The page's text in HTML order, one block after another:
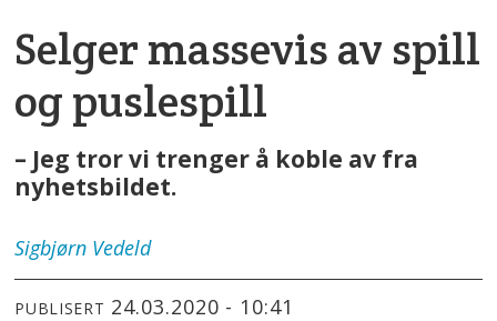
Selger massevis av spill
og puslespill
– Jeg tror vi trenger å koble av fra
nyhetsbildet.
Sigbjørn Vedeld
PUBLISERT 24.03.2020 - 10:41